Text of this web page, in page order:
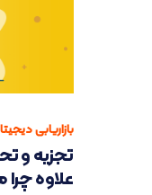
بازاریابی
تجزیه و
علاوه